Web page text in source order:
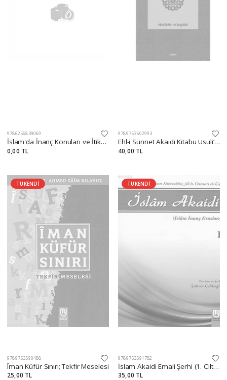
9786256839069
İslam'da İnanç Konuları ve İtikadi Mezhepler
0,00 TL
9789753502993
Ehl-i Sünnet Akaidi Kitabu Usuli’d-Din
40,00 TL
TÜKENDİ
9789753590488
Îman Küfür Sınırı; Tekfir Meselesi
25,00 TL
TÜKENDİ
9789753591782
İslam Akaidi Emali Şerhi (1. Cilt) / Maturidi Akaidi (İslam İnanç Esasları)
35,00 TL